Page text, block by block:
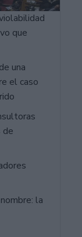
que
una
el caso
de
la